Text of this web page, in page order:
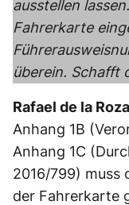
ausstellen
Fahrerkarte
überein. Schafft
Rafael de la
Anhang 1B
Anhang 1C
2016/799) muss
der Fahrerkarte